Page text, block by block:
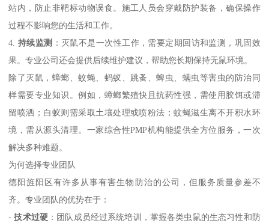
站内，防止非靶标动物误食。施工人员会穿戴防护装备，确保操作
过程不影响您的生活和工作。
4. 持续监测 ：灭鼠不是一次性工作，需要定期回访和监测，巩固效
果。专业公司还会提供后续维护建议，帮助您长期保持无鼠环境。
除了灭鼠，蟑螂、蚊蝇、蚂蚁、跳蚤、蜱虫、螨虫等害虫的防治同
样需要专业知识。例如，蟑螂繁殖快且抗药性强，需使用胶饵或滞
留喷洒；白蚁则需采取土壤处理或喷粉法；蚊蝇滋生离不开积水环
境，需从源头清理。一家综合性PMP机构能提供全方位服务，一次
解决多种难题。
为何选择专业团队
德阳旌阳区有许多从事有害生物防治的公司，但服务质量参差不
齐。专业团队的优势在于：
-技术过硬 ：团队成员经过系统培训，掌握各类虫鼠的生态习性和防